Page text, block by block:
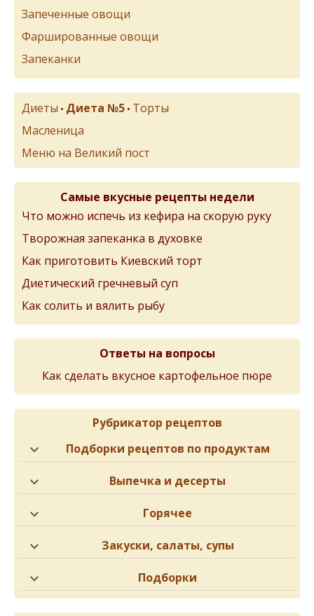
Запеченные овощи
Фаршированные овощи
Запеканки
Диеты • Диета №5 • Торты
Масленица
Меню на Великий пост
Самые вкусные рецепты недели
Что можно испечь из кефира на скорую руку
Творожная запеканка в духовке
Как приготовить Киевский торт
Диетический гречневый суп
Как солить и вялить рыбу
Ответы на вопросы
Как сделать вкусное картофельное пюре
Рубрикатор рецептов
Подборки рецептов по продуктам
Выпечка и десерты
Горячее
Закуски, салаты, супы
Подборки